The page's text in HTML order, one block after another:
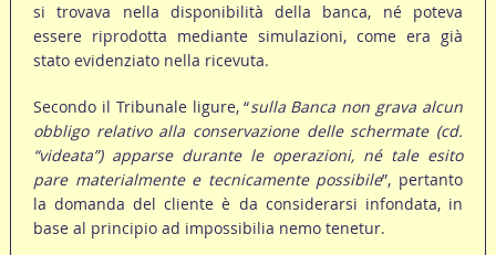
si trovava nella disponibilità della banca, né poteva
essere riprodotta mediante simulazioni, come era già
stato evidenziato nella ricevuta.
Secondo il Tribunale ligure, “sulla Banca non grava alcun
obbligo relativo alla conservazione delle schermate (cd.
“videata”) apparse durante le operazioni, né tale esito
pare materialmente e tecnicamente possibile”, pertanto
la domanda del cliente è da considerarsi infondata, in
base al principio ad impossibilia nemo tenetur.